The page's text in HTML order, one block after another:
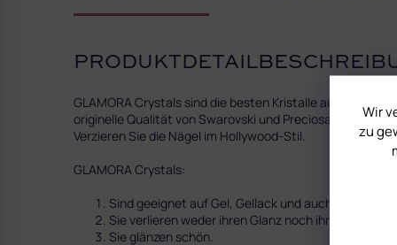
Wir
zu
GLAMORA Crystals sind die besten Kristalle auf dem
originelle Qualität von Swarovski und Preciosa. Lassen
Verzieren Sie die Nägel im Hollywood-Stil.
GLAMORA Crystals:
Sind geeignet auf Gel, Gellack und auch Acryl.
Sie verlieren weder ihren Glanz noch ihre Farbe.
Sie glänzen schön.